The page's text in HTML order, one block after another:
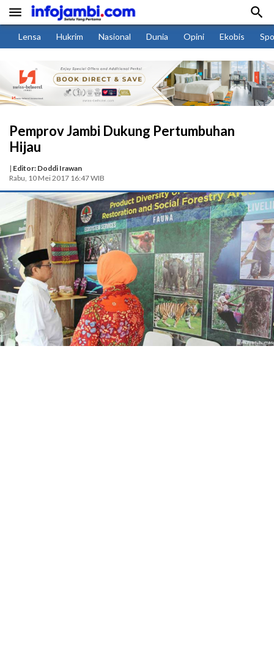
 
Lensa Hukrim Nasional Dunia Opini Ekobis
Pemprov Jambi Dukung Pertumbuhan
Hijau
| Editor: Doddi Irawan
Rabu, 10 Mei 2017 16:47 WIB